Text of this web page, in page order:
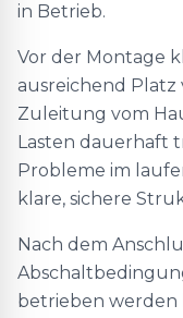
in Betrieb.
Vor der Montage
ausreichend Platz
Zuleitung vom
Lasten dauerhaft
Probleme im
klare, sichere
Nach dem
betrieben werden